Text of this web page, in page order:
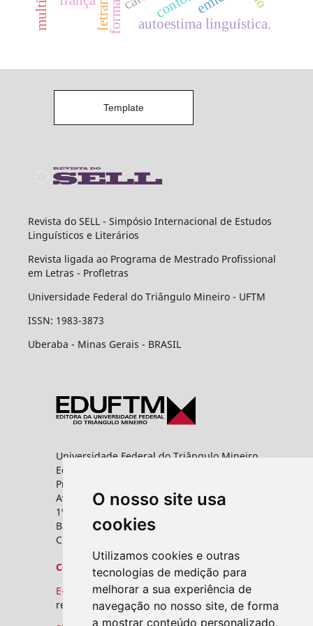
O nosso site usa
cookies
Utilizamos cookies e outras
tecnologias de medição para
melhorar a sua experiência de
navegação no nosso site, de forma
a mostrar conteúdo personalizado,
autoestima linguística.
Template
Revista do SELL - Simpósio Internacional de Estudos
Linguísticos e Literários
Revista ligada ao Programa de Mestrado Profissional
em Letras - Profletras
Universidade Federal do Triângulo Mineiro - UFTM
ISSN: 1983-3873
Uberaba - Minas Gerais - BRASIL
Universidade Federal do Triângulo Mineiro
Editora UFTM
Prédio da Reitoria
Av. Frei Paulino, nº 30,
1º andar - Sala 8 PROPPG
Bairro Abadia
CEP: 38025-180 - Uberaba - MG
Contato
E-mail:
revistas.seer@uftm.edu.br